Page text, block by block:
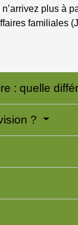
plus
familiales
: quelle
?